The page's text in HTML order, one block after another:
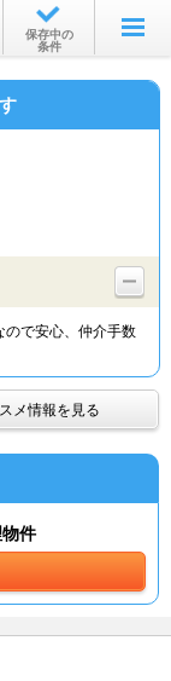
保存中の
条件
ので安心、仲介手数
メ情報を見る
件